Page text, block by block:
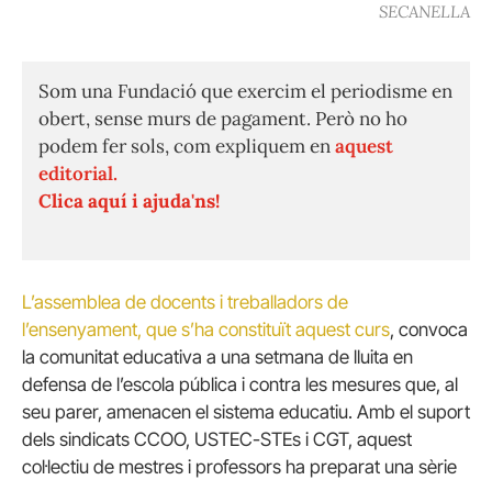
SECANELLA
Som una Fundació que exercim el periodisme en
obert, sense murs de pagament. Però no ho
podem fer sols, com expliquem enaquest
editorial.
Clica aquí i ajuda'ns!
L’assemblea de docents i treballadors de
l’ensenyament, que s’ha constituït aquest curs, convoca
la comunitat educativa a una setmana de lluita en
defensa de l’escola pública i contra les mesures que, al
seu parer, amenacen el sistema educatiu. Amb el suport
dels sindicats CCOO, USTEC-STEs i CGT, aquest
col·lectiu de mestres i professors ha preparat una sèrie